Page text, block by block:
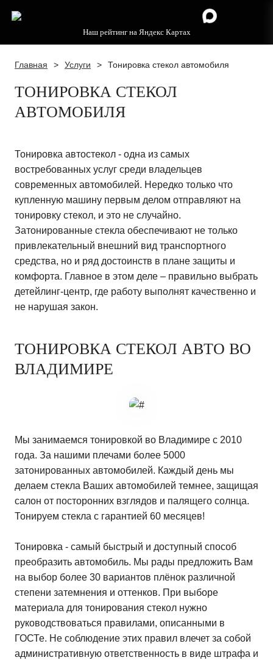
Наш рейтинг на Яндекс Картах
Главная > Услуги > Тонировка стекол автомобиля
ТОНИРОВКА СТЕКОЛ
АВТОМОБИЛЯ
Тонировка автостекол - одна из самых
востребованных услуг среди владельцев
современных автомобилей. Нередко только что
купленную машину первым делом отправляют на
тонировку стекол, и это не случайно.
Затонированные стекла обеспечивают не только
привлекательный внешний вид транспортного
средства, но и ряд достоинств в плане защиты и
комфорта. Главное в этом деле – правильно выбрать
детейлинг-центр, где работу выполнят качественно и
не нарушая закон.
ТОНИРОВКА СТЕКОЛ АВТО ВО
ВЛАДИМИРЕ
Мы занимаемся тонировкой во Владимире с 2010
года. За нашими плечами более 5000
затонированных автомобилей. Каждый день мы
делаем стекла Ваших автомобилей темнее, защищая
салон от посторонних взглядов и палящего солнца.
Тонируем стекла с гарантией 60 месяцев!
Тонировка - самый быстрый и доступный способ
преобразить автомобиль. Мы рады предложить Вам
на выбор более 30 вариантов плёнок различной
степени затемнения и оттенков. При выборе
материала для тонирования стекол нужно
руководствоваться правилами, описанными в
ГОСТе. Не соблюдение этих правил влечет за собой
административную ответственность в виде штрафа и